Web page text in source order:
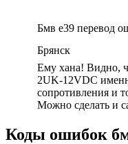
Бмв е39 перевод
Брянск
Ему хана! Видно,
2UK-12VDC
сопротивления и
Можно сделать и
Коды ошибок